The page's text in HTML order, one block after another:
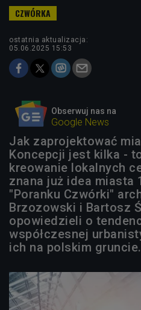
ostatnia aktualizacja:
05.06.2025 15:53
Obserwuj nas na
Google News
Jak zaprojektować
Koncepcji jest kilka -
kreowanie lokalnych
znana już idea miasta
"Poranku Czwórki"
Brzozowski i Bartosz
opowiedzieli o
współczesnej
ich na polskim gruncie.